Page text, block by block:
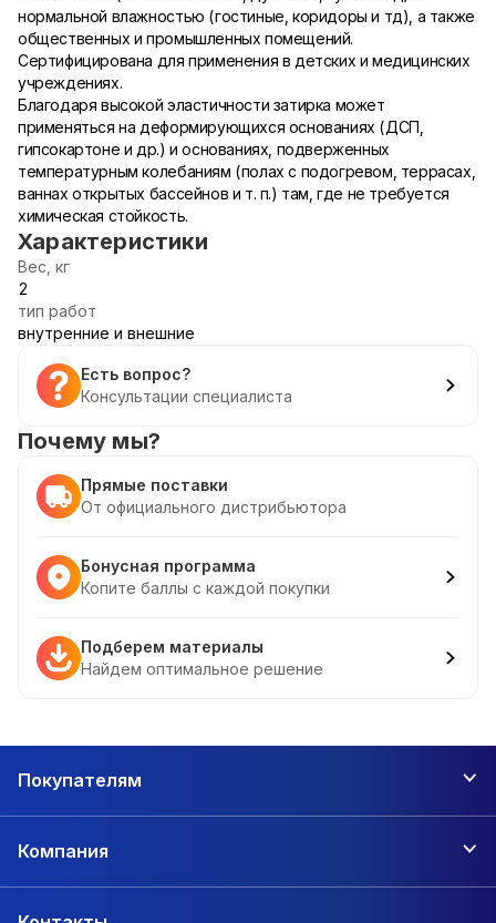
нормальной влажностью (гостиные, коридоры и тд), а также
общественных и промышленных помещений.
Сертифицирована для применения в детских и медицинских
учреждениях.
Благодаря высокой эластичности затирка может
применяться на деформирующихся основаниях (ДСП,
гипсокартоне и др.) и основаниях, подверженных
температурным колебаниям (полах с подогревом, террасах,
ваннах открытых бассейнов и т. п.) там, где не требуется
химическая стойкость.
Характеристики
Вес, кг
2
тип работ
внутренние и внешние
Есть вопрос?
Консультации специалиста
Почему мы?
Прямые поставки
От официального дистрибьютора
Бонусная программа
Копите баллы с каждой покупки
Подберем материалы
Найдем оптимальное решение
Покупателям
Компания